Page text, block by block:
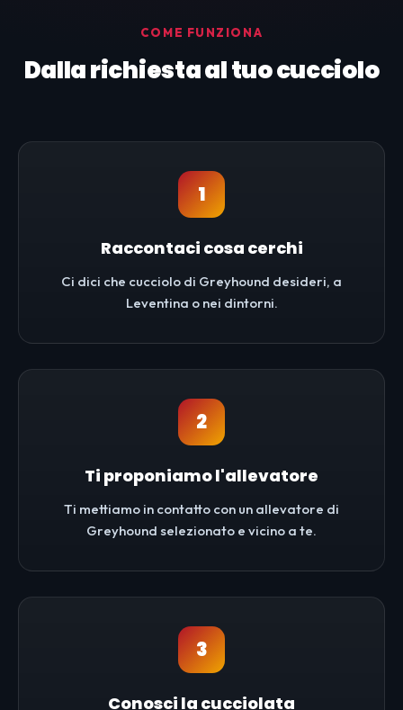
COME FUNZIONA
Dalla richiesta al tuo cucciolo
1
Raccontaci cosa cerchi
Ci dici che cucciolo di Greyhound desideri, a
Leventina o nei dintorni.
2
Ti proponiamo l'allevatore
Ti mettiamo in contatto con un allevatore di
Greyhound selezionato e vicino a te.
3
Conosci la cucciolata